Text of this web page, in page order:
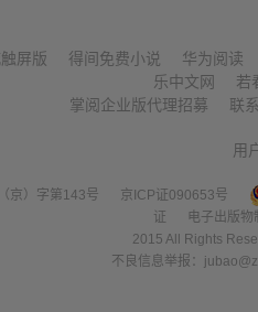
屏版 得间免费小说
华为阅读
乐中文网
若
掌阅企业版代理招募
联
用
京）字第143号
京ICP证090653号
证
电子出版
2015 All Rights
不良信息举报：